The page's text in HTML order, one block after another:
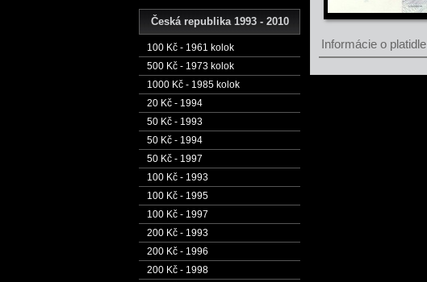
Česká republika 1993 - 2010
100 Kč - 1961 kolok
500 Kč - 1973 kolok
1000 Kč - 1985 kolok
20 Kč - 1994
50 Kč - 1993
50 Kč - 1994
50 Kč - 1997
100 Kč - 1993
100 Kč - 1995
100 Kč - 1997
200 Kč - 1993
200 Kč - 1996
200 Kč - 1998
Informácie o platidle